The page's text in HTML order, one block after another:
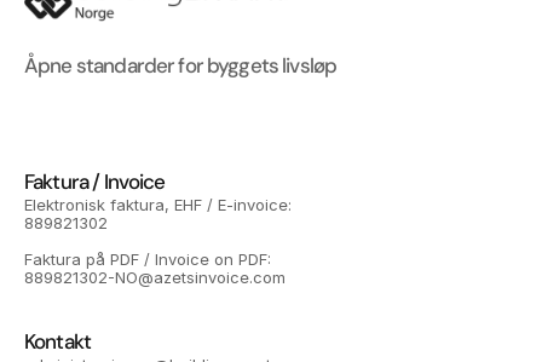
Åpne standarder for byggets livsløp
Faktura / Invoice
Elektronisk faktura, EHF / E-invoice:
889821302
Faktura på PDF / Invoice on PDF:
889821302-NO@azetsinvoice.com
Kontakt